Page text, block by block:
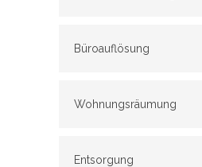
Büroauflösung
Wohnungsräumung
Entsorgung